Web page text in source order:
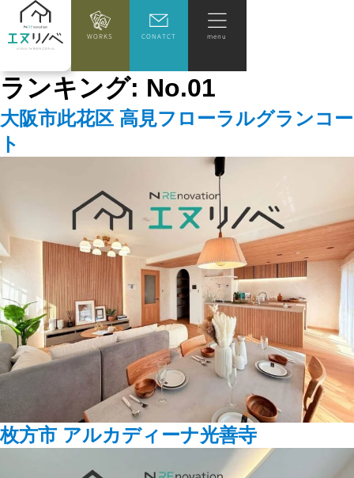
WORKS CONATCT menu
ランキング: No.01
大阪市此花区 高見フローラルグランコー
ト
枚方市 アルカディーナ光善寺